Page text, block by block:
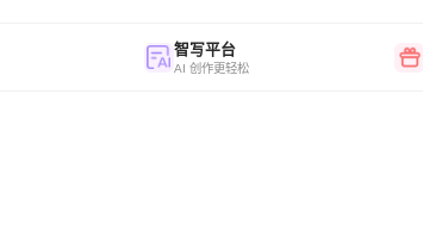
智写平台
AI 创作更轻松